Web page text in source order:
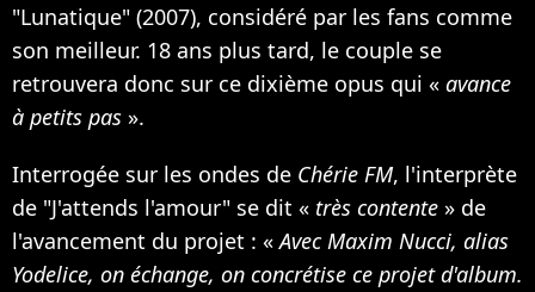
"Lunatique" (2007), considéré par les fans comme
son meilleur. 18 ans plus tard, le couple se
retrouvera donc sur ce dixième opus qui « avance
à petits pas ».
Interrogée sur les ondes de Chérie FM, l'interprète
de "J'attends l'amour" se dit « très contente » de
l'avancement du projet : «Avec Maxim Nucci, alias
Yodelice, on échange, on concrétise ce projet d'album.